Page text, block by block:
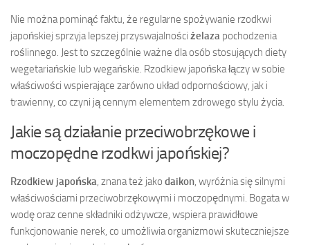
Nie można pominąć faktu, że regularne spożywanie rzodkwi
japońskiej sprzyja lepszej przyswajalności żelaza pochodzenia
roślinnego. Jest to szczególnie ważne dla osób stosujących diety
wegetariańskie lub wegańskie. Rzodkiew japońska łączy w sobie
właściwości wspierające zarówno układ odpornościowy, jak i
trawienny, co czyni ją cennym elementem zdrowego stylu życia.
Jakie są działanie przeciwobrzękowe i
moczopędne rzodkwi japońskiej?
Rzodkiew japońska, znana też jako daikon, wyróżnia się silnymi
właściwościami przeciwobrzękowymi i moczopędnymi. Bogata w
wodę oraz cenne składniki odżywcze, wspiera prawidłowe
funkcjonowanie nerek, co umożliwia organizmowi skuteczniejsze